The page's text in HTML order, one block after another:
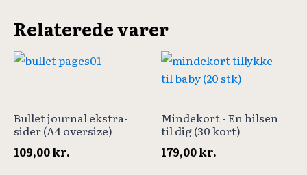
Relaterede varer
Bullet journal ekstra-
sider (A4 oversize)
109,00kr.
Mindekort - En hilsen
til dig (30 kort)
179,00kr.